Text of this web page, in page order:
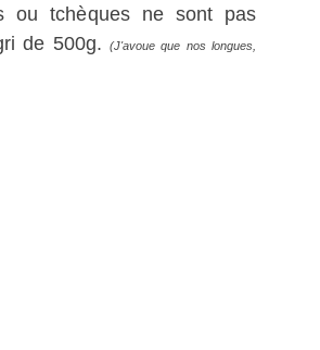
ou tchèques ne sont pas
de 500g.
(J'avoue que nos longues,